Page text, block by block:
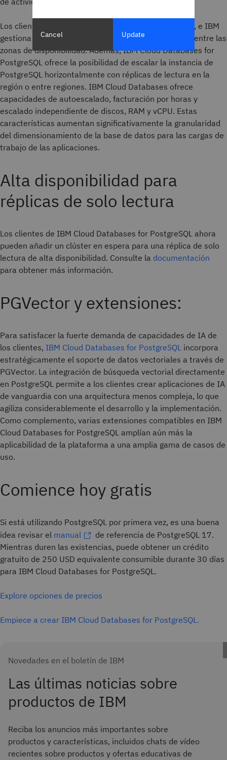
Los clientes solo necesitan conectarse a un endpoint, e IBM
gestiona automáticamente la conmutación por error entre las
zonas de disponibilidad. Además, IBM Cloud Databases for
PostgreSQL ofrece la posibilidad de escalar la instancia de
PostgreSQL horizontalmente con réplicas de lectura en la
región o entre regiones. IBM Cloud Databases ofrece
capacidades de autoescalado, facturación por horas y
escalado independiente de discos, RAM y vCPU. Estas
características aumentan significativamente la granularidad
del dimensionamiento de la base de datos para las cargas de
trabajo de las aplicaciones.
Alta disponibilidad para
réplicas de solo lectura
Los clientes de IBM Cloud Databases for PostgreSQL ahora
pueden añadir un clúster en espera para una réplica de solo
lectura de alta disponibilidad. Consulte la documentación
para obtener más información.
PGVector y extensiones:
Para satisfacer la fuerte demanda de capacidades de IA de
los clientes, IBM Cloud Databases for PostgreSQL incorpora
estratégicamente el soporte de datos vectoriales a través de
PGVector. La integración de búsqueda vectorial directamente
en PostgreSQL permite a los clientes crear aplicaciones de IA
de vanguardia con una arquitectura menos compleja, lo que
agiliza considerablemente el desarrollo y la implementación.
Como complemento, varias extensiones compatibles en IBM
Cloud Databases for PostgreSQL amplían aún más la
aplicabilidad de la plataforma a una amplia gama de casos de
uso.
Comience hoy gratis
Si está utilizando PostgreSQL por primera vez, es una buena
idea revisar el manual
de referencia de PostgreSQL 17.
Mientras duren las existencias, puede obtener un crédito
gratuito de 250 USD equivalente consumible durante 30 días
para IBM Cloud Databases for PostgreSQL.
Explore opciones de precios
Empiece a crear IBM Cloud Databases for PostgreSQL.
Novedades en el boletín de IBM
Las últimas noticias sobre
productos de IBM
Reciba los anuncios más importantes sobre
productos y características, incluidos chats de vídeo
recientes sobre productos y ofertas educativas de
Cancel Update